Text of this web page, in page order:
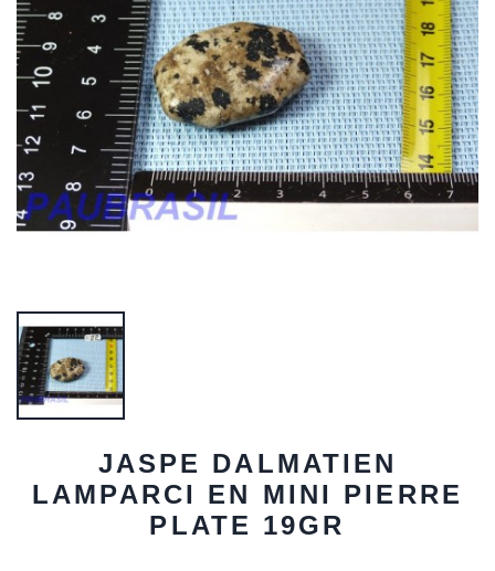
JASPE DALMATIEN
LAMPARCI EN MINI PIERRE
PLATE 19GR